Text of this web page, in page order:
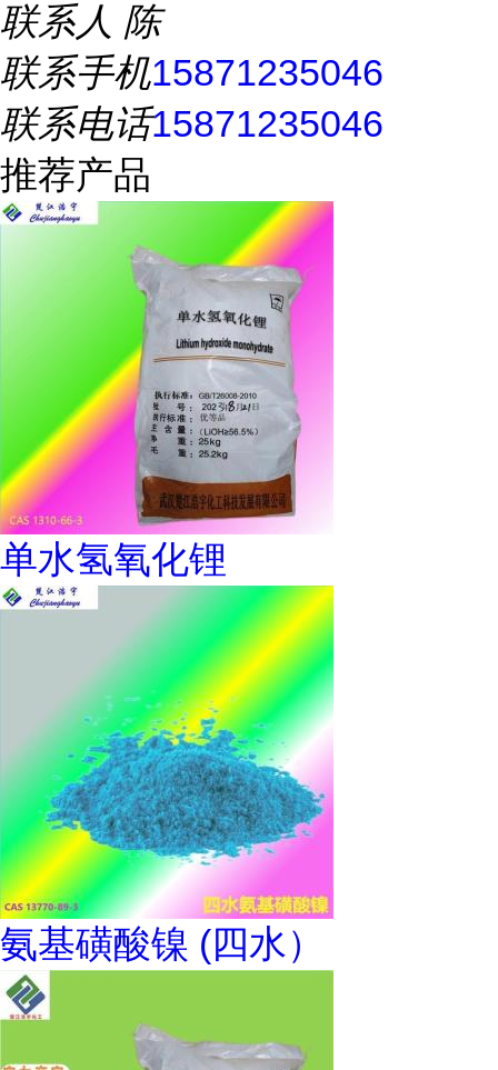
联系人 陈
联系手机15871235046
联系电话15871235046
推荐产品
单水氢氧化锂
氨基磺酸镍 (四水）